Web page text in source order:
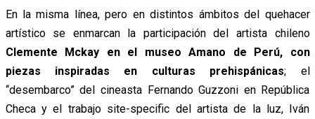
En la misma línea, pero en distintos ámbitos del quehacer
artístico se enmarcan la participación del artista chileno
Clemente Mckay en el museo Amano de Perú, con
piezas inspiradas en culturas prehispánicas; el
“desembarco” del cineasta Fernando Guzzoni en República
Checa y el trabajo site-specific del artista de la luz, Iván